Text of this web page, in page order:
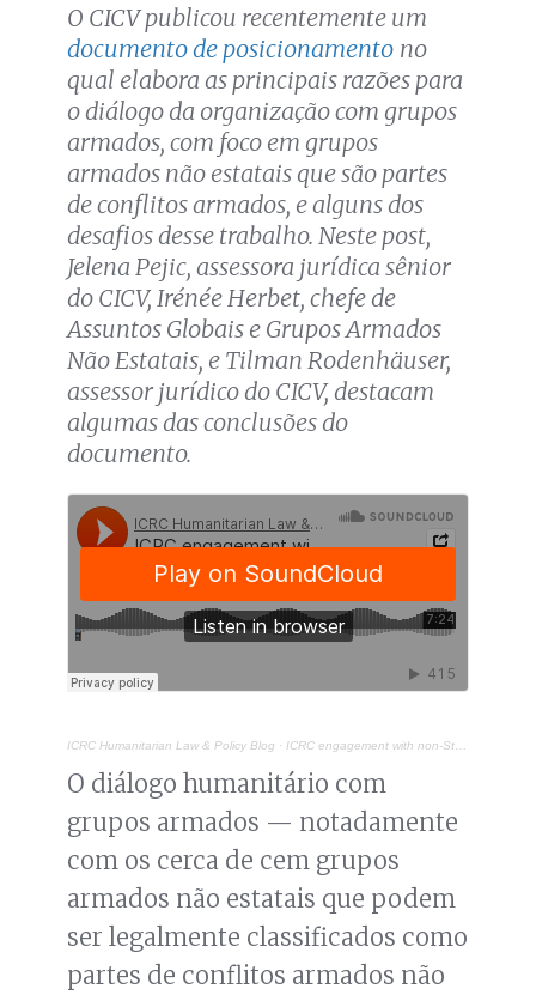
O CICV publicou recentemente um
documento de posicionamento no
qual elabora as principais razões para
o diálogo da organização com grupos
armados, com foco em grupos
armados não estatais que são partes
de conflitos armados, e alguns dos
desafios desse trabalho. Neste post,
Jelena Pejic, assessora jurídica sênior
do CICV, Irénée Herbet, chefe de
Assuntos Globais e Grupos Armados
Não Estatais, e Tilman Rodenhäuser,
assessor jurídico do CICV, destacam
algumas das conclusões do
documento.
ICRC Humanitarian Law & Policy Blog · ICRC engagement with non-State armed groups: why and how
O diálogo humanitário com
grupos armados — notadamente
com os cerca de cem grupos
armados não estatais que podem
ser legalmente classificados como
partes de conflitos armados não